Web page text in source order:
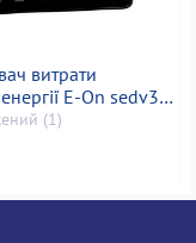
витрати
E-On sedv3
electric meter
(1)